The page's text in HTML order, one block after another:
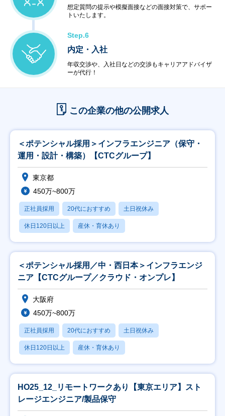
想定質問の提示や模擬面接などの面接対策で、サポー
トいたします。
Step.6
内定・入社
年収交渉や、入社日などの交渉もキャリアアドバイザ
ーが代行！
この企業の他の公開求人
＜ポテンシャル採用＞インフラエンジニア（保守・
運用・設計・構築）【CTCグループ】
東京都
450万~800万
正社員採用 20代におすすめ 土日祝休み
休日120日以上 産休・育休あり
＜ポテンシャル採用／中・西日本＞インフラエンジ
ニア【CTCグループ／クラウド・オンプレ】
大阪府
450万~800万
正社員採用 20代におすすめ 土日祝休み
休日120日以上 産休・育休あり
HO25_12_リモートワークあり【東京エリア】スト
レージエンジニア/製品保守